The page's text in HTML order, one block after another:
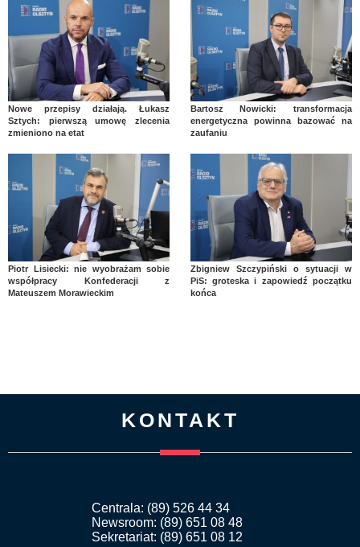
Nowe przepisy działają. Łukasz
Sztych: pierwszą umowę zlecenia
zmieniono na etat
Bartosz Nowicki: transformacja
energetyczna powinna bazować na
zaufaniu
Piotr Lisiecki: nie wyobrażam sobie
współpracy Konfederacji z
Mateuszem Morawieckim
Zbigniew Szczypiński o sytuacji w
PiS: groteska i zapowiedź początku
końca
KONTAKT
Centrala: (89) 526 44 34
Newsroom: (89) 651 08 48
Sekretariat: (89) 651 08 12